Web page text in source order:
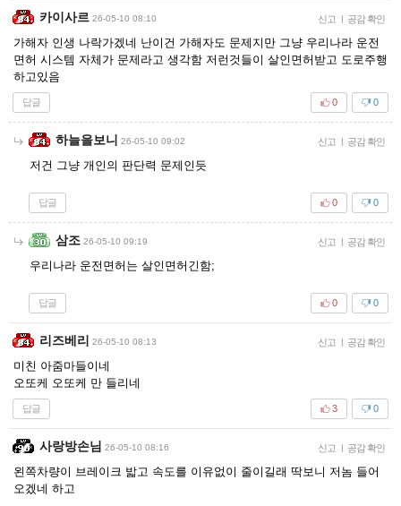
카이사르 26-05-10 08:10 신고 | 공감 확인
가해자 인생 나락가겠네 난이건 가해자도 문제지만 그냥 우리나라 운전
면허 시스템 자체가 문제라고 생각함 저런것들이 살인면허받고 도로주행
하고있음
답글 0
0
하늘을보니 26-05-10 09:02 신고 | 공감 확인
저건 그냥 개인의 판단력 문제인듯
답글 0
0
삼조 26-05-10 09:19 신고 | 공감 확인
우리나라 운전면허는 살인면허긴함;
답글 0
0
리즈베리 26-05-10 08:13 신고 | 공감 확인
미친 아줌마들이네
오또케 오또케 만 들리네
답글 0
3
사랑방손님 26-05-10 08:16 신고 | 공감 확인
왼쪽차량이 브레이크 밟고 속도를 이유없이 줄이길래 딱보니 저놈 들어
오겠네 하고